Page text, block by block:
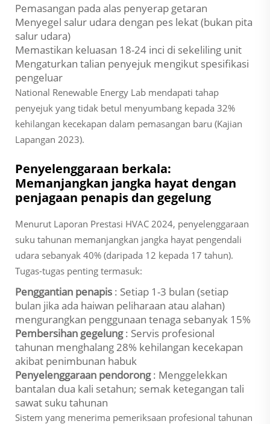
Pemasangan pada alas penyerap getaran
Menyegel salur udara dengan pes lekat (bukan pita
salur udara)
Memastikan keluasan 18-24 inci di sekeliling unit
Mengaturkan talian penyejuk mengikut spesifikasi
pengeluar
National Renewable Energy Lab mendapati tahap
penyejuk yang tidak betul menyumbang kepada 32%
kehilangan kecekapan dalam pemasangan baru (Kajian
Lapangan 2023).
Penyelenggaraan berkala:
Memanjangkan jangka hayat dengan
penjagaan penapis dan gegelung
Menurut Laporan Prestasi HVAC 2024, penyelenggaraan
suku tahunan memanjangkan jangka hayat pengendali
udara sebanyak 40% (daripada 12 kepada 17 tahun).
Tugas-tugas penting termasuk:
Penggantian penapis : Setiap 1-3 bulan (setiap
bulan jika ada haiwan peliharaan atau alahan)
mengurangkan penggunaan tenaga sebanyak 15%
Pembersihan gegelung: Servis profesional
tahunan menghalang 28% kehilangan kecekapan
akibat penimbunan habuk
Penyelenggaraan pendorong: Menggelekkan
bantalan dua kali setahun; semak ketegangan tali
sawat suku tahunan
Sistem yang menerima pemeriksaan profesional tahunan